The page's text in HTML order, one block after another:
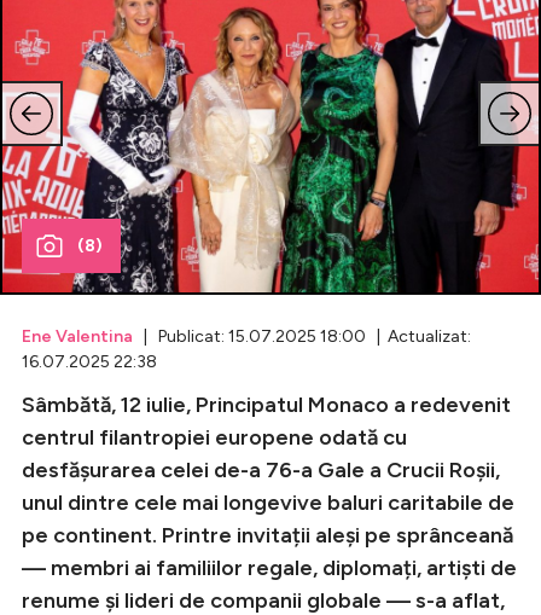
Horoscop
Lifestyle
Celebrități
Breaking News
Intră în cont
Creează cont
(8)
Ene Valentina | Publicat: 15.07.2025 18:00 | Actualizat:
16.07.2025 22:38
Sâmbătă, 12 iulie, Principatul Monaco a redevenit
centrul filantropiei europene odată cu
desfășurarea celei de-a 76-a Gale a Crucii Roșii,
unul dintre cele mai longevive baluri caritabile de
pe continent. Printre invitații aleși pe sprânceană
— membri ai familiilor regale, diplomați, artiști de
renume și lideri de companii globale — s-a aflat,